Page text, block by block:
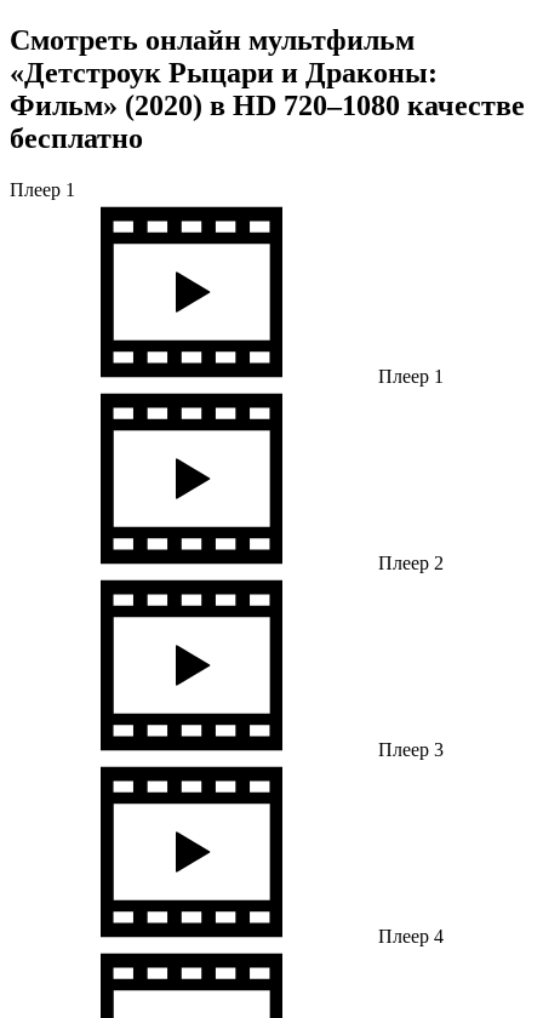
Смотреть онлайн мультфильм
«Детстроук Рыцари и Драконы:
Фильм» (2020) в HD 720–1080 качестве
бесплатно
Плеер 1
Плеер 1
Плеер 2
Плеер 3
Плеер 4